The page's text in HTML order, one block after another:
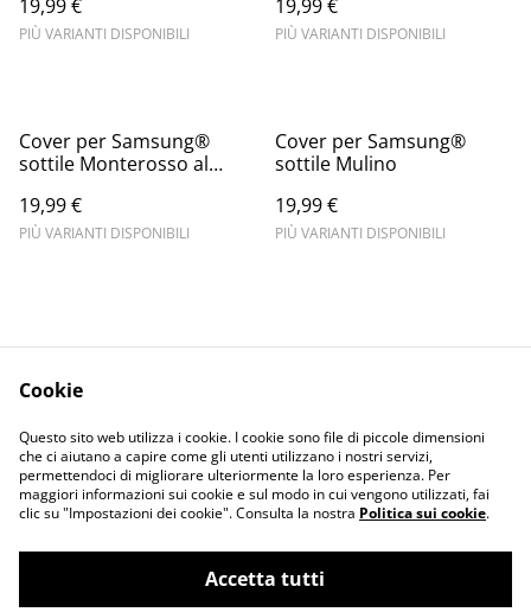
19,99 €
PIÙ VARIANTI DISPONIBILI
19,99 €
PIÙ VARIANTI DISPONIBILI
Cover per Samsung®
sottile Monterosso al
19,99 €
PIÙ VARIANTI DISPONIBILI
Cover per Samsung®
sottile Mulino
19,99 €
PIÙ VARIANTI DISPONIBILI
Informativa sulla
privacy
Terms and
conditions
Cookie
Questo sito web utilizza i cookie. I cookie sono file di piccole dimensioni
che ci aiutano a capire come gli utenti utilizzano i nostri servizi,
permettendoci di migliorare ulteriormente la loro esperienza. Per
maggiori informazioni sui cookie e sul modo in cui vengono utilizzati, fai
clic su "Impostazioni dei cookie". Consulta la nostra Politica sui cookie.
Accetta tutti